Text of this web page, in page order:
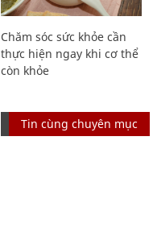
Chăm sóc sức khỏe cần
thực hiện ngay khi cơ thể
còn khỏe
Tin cùng chuyên mục